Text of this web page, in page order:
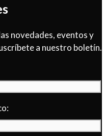
novedades, eventos y
a nuestro boletín.